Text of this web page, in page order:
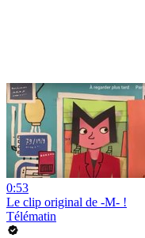
0:53
Le clip original de -M- !
Télématin